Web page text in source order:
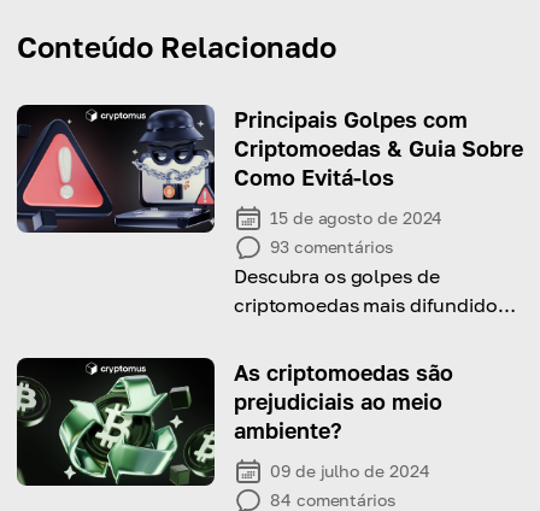
Conteúdo Relacionado
Principais Golpes com
Criptomoedas & Guia Sobre
Como Evitá-los
15 de agosto de 2024
93 comentários
Descubra os golpes de
criptomoedas mais difundidos e
As criptomoedas são
prejudiciais ao meio
ambiente?
09 de julho de 2024
84 comentários